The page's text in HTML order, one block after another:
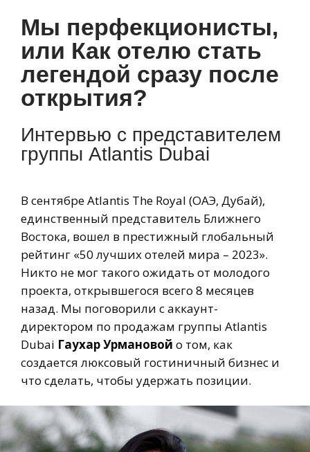
Мы перфекционисты,
или Как отелю стать
легендой сразу после
открытия?
Интервью с представителем
группы Atlantis Dubai
В сентябре Atlantis The Royal (ОАЭ, Дубай),
единственный представитель Ближнего
Востока, вошел в престижный глобальный
рейтинг «50 лучших отелей мира – 2023».
Никто не мог такого ожидать от молодого
проекта, открывшегося всего 8 месяцев
назад. Мы поговорили с аккаунт-
директором по продажам группы Atlantis
Dubai Гаухар Урмановой о том, как
создается люксовый гостиничный бизнес и
что сделать, чтобы удержать позиции.